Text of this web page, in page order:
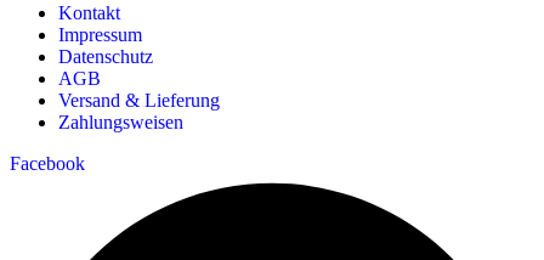
Kontakt
Impressum
Datenschutz
AGB
Versand & Lieferung
Zahlungsweisen
Facebook